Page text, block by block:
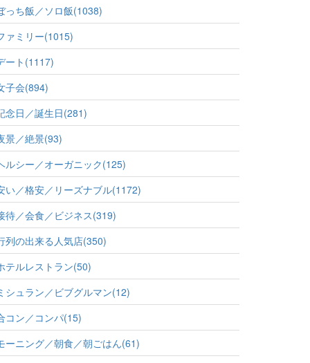
っち飯／ソロ飯(1038)
ァミリー(1015)
ート(1117)
子会(894)
念日／誕生日(281)
景／絶景(93)
ルシー／オーガニック(125)
い／格安／リーズナブル(1172)
待／会食／ビジネス(319)
列の出来る人気店(350)
テルレストラン(50)
シュラン／ビブグルマン(12)
コン／コンパ(15)
ーニング／朝食／朝ごはん(61)